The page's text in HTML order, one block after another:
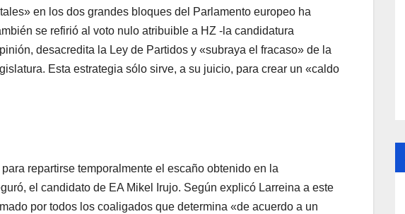
en los dos grandes bloques del Parlamento europeo ha
se refirió al voto nulo atribuible a HZ -la candidatura
desacredita la Ley de Partidos y «subraya el fracaso» de la
Esta estrategia sólo sirve, a su juicio, para crear un «caldo
repartirse temporalmente el escaño obtenido en la
el candidato de EA Mikel Irujo. Según explicó Larreina a este
por todos los coaligados que determina «de acuerdo a un